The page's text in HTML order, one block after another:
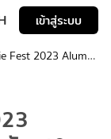
เข้าสู่ระบบ
Fest 2023 Alumni